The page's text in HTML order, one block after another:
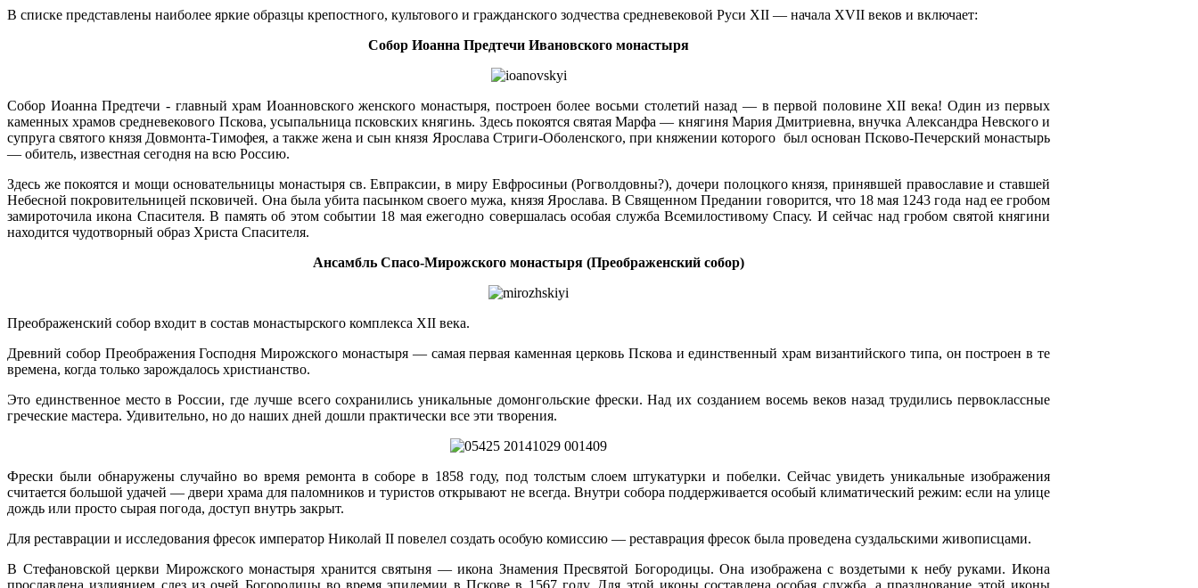
В списке представлены наиболее яркие образцы крепостного, культового и гражданского зодчества средневековой Руси XII — начала XVII веков и включает:
Собор Иоанна Предтечи Ивановского монастыря
Собор Иоанна Предтечи - главный храм Иоанновского женского монастыря, построен более восьми столетий назад — в первой половине XII века! Один из первых
каменных храмов средневекового Пскова, усыпальница псковских княгинь. Здесь покоятся святая Марфа — княгиня Мария Дмитриевна, внучка Александра Невского и
супруга святого князя Довмонта-Тимофея, а также жена и сын князя Ярослава Стриги-Оболенского, при княжении которого был основан Псково-Печерский монастырь
— обитель, известная сегодня на всю Россию.
Здесь же покоятся и мощи основательницы монастыря св. Евпраксии, в миру Евфросиньи (Рогволдовны?), дочери полоцкого князя, принявшей православие и ставшей
Небесной покровительницей псковичей. Она была убита пасынком своего мужа, князя Ярослава. В Священном Предании говорится, что 18 мая 1243 года над ее гробом
замироточила икона Спасителя. В память об этом событии 18 мая ежегодно совершалась особая служба Всемилостивому Спасу. И сейчас над гробом святой княгини
находится чудотворный образ Христа Спасителя.
Ансамбль Спасо-Мирожского монастыря (Преображенский собор)
Преображенский собор входит в состав монастырского комплекса XII века.
Древний собор Преображения Господня Мирожского монастыря — самая первая каменная церковь Пскова и единственный храм византийского типа, он построен в те
времена, когда только зарождалось христианство.
Это единственное место в России, где лучше всего сохранились уникальные домонгольские фрески. Над их созданием восемь веков назад трудились первоклассные
греческие мастера. Удивительно, но до наших дней дошли практически все эти творения.
Фрески были обнаружены случайно во время ремонта в соборе в 1858 году, под толстым слоем штукатурки и побелки. Сейчас увидеть уникальные изображения
считается большой удачей — двери храма для паломников и туристов открывают не всегда. Внутри собора поддерживается особый климатический режим: если на улице
дождь или просто сырая погода, доступ внутрь закрыт.
Для реставрации и исследования фресок император Николай II повелел создать особую комиссию — реставрация фресок была проведена суздальскими живописцами.
В Стефановской церкви Мирожского монастыря хранится святыня — икона Знамения Пресвятой Богородицы. Она изображена с воздетыми к небу руками. Икона